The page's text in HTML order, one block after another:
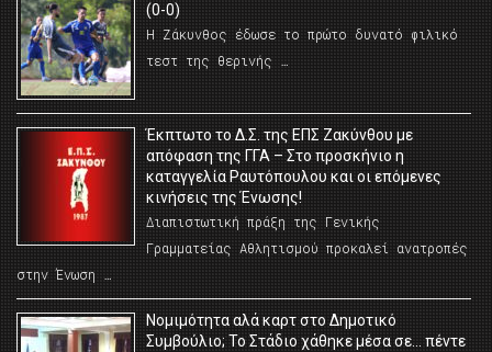
(0-0)
Η Ζάκυνθος έδωσε το πρώτο δυνατό φιλικό
τεστ της θερινής …
Έκπτωτο το Δ.Σ. της ΕΠΣ Ζακύνθου με
απόφαση της ΓΓΑ – Στο προσκήνιο η
καταγγελία Ραυτόπουλου και οι επόμενες
κινήσεις της Ένωσης!
Διαπιστωτική πράξη της Γενικής
Γραμματείας Αθλητισμού προκαλεί ανατροπές
στην Ένωση …
Νομιμότητα αλά καρτ στο Δημοτικό
Συμβούλιο; Το Στάδιο χάθηκε μέσα σε… πέντε